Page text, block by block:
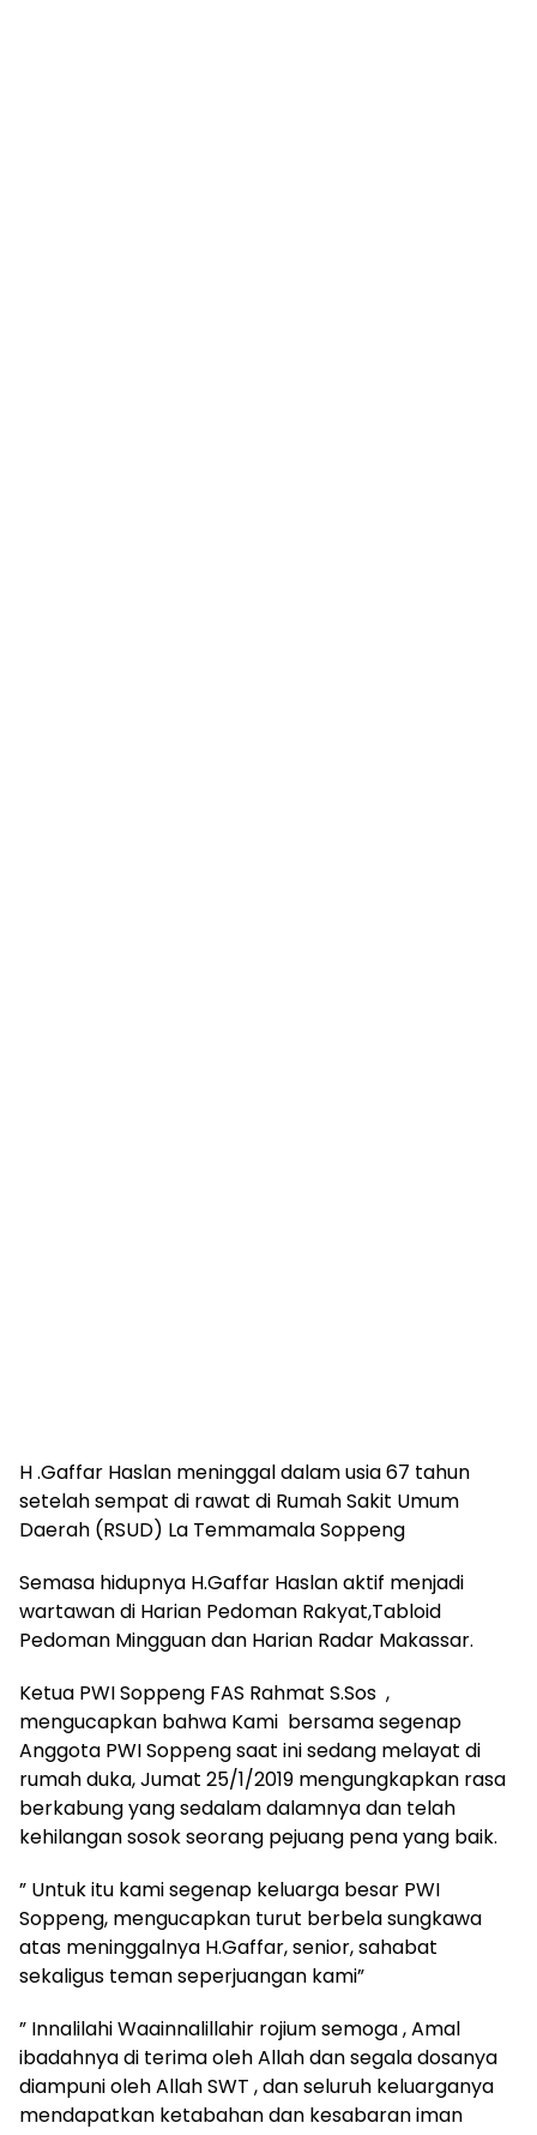
H .Gaffar Haslan meninggal dalam usia 67 tahun
setelah sempat di rawat di Rumah Sakit Umum
Daerah (RSUD) La Temmamala Soppeng
Semasa hidupnya H.Gaffar Haslan aktif menjadi
wartawan di Harian Pedoman Rakyat,Tabloid
Pedoman Mingguan dan Harian Radar Makassar.
Ketua PWI Soppeng FAS Rahmat S.Sos ,
mengucapkan bahwa Kami bersama segenap
Anggota PWI Soppeng saat ini sedang melayat di
rumah duka, Jumat 25/1/2019 mengungkapkan rasa
berkabung yang sedalam dalamnya dan telah
kehilangan sosok seorang pejuang pena yang baik.
” Untuk itu kami segenap keluarga besar PWI
Soppeng, mengucapkan turut berbela sungkawa
atas meninggalnya H.Gaffar, senior, sahabat
sekaligus teman seperjuangan kami”
” Innalilahi Waainnalillahir rojium semoga , Amal
ibadahnya di terima oleh Allah dan segala dosanya
diampuni oleh Allah SWT , dan seluruh keluarganya
mendapatkan ketabahan dan kesabaran iman